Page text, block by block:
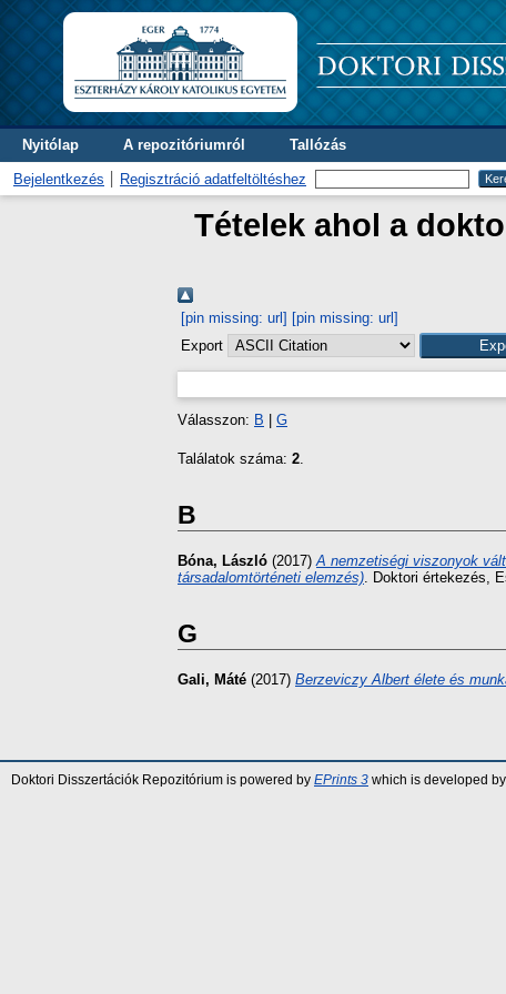
Nyitólap A repozitóriumról Tallózás
Bejelentkezés Regisztráció adatfeltöltéshez
Tételek ahol a
[pin missing: url] [pin missing: url]
Export
Válasszon: B G
Találatok száma: 2.
B
Bóna, László (2017)A nemzetiségi viszonyok
társadalomtörténeti elemzés). Doktori értekezés,
G
Gali, Máté (2017) Berzeviczy Albert élete és
Doktori Disszertációk Repozitórium is powered by EPrints 3 which is developed